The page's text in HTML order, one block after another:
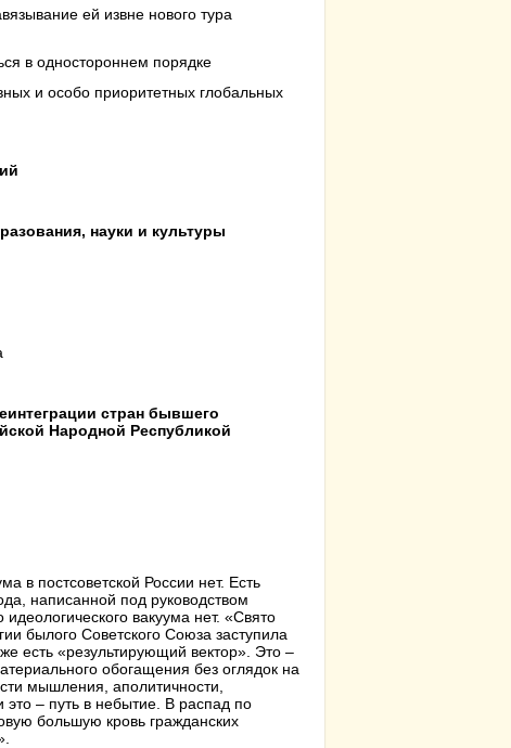
ей извне нового тура
в одностороннем порядке
и особо приоритетных глобальных
науки и культуры
стран бывшего
Народной Республикой
в постсоветской России нет. Есть
написанной под руководством
вакуума нет. «Свято
былого Советского Союза заступила
есть «результирующий вектор». Это –
обогащения без оглядок на
мышления, аполитичности,
это – путь в небытие. В распад по
большую кровь гражданских